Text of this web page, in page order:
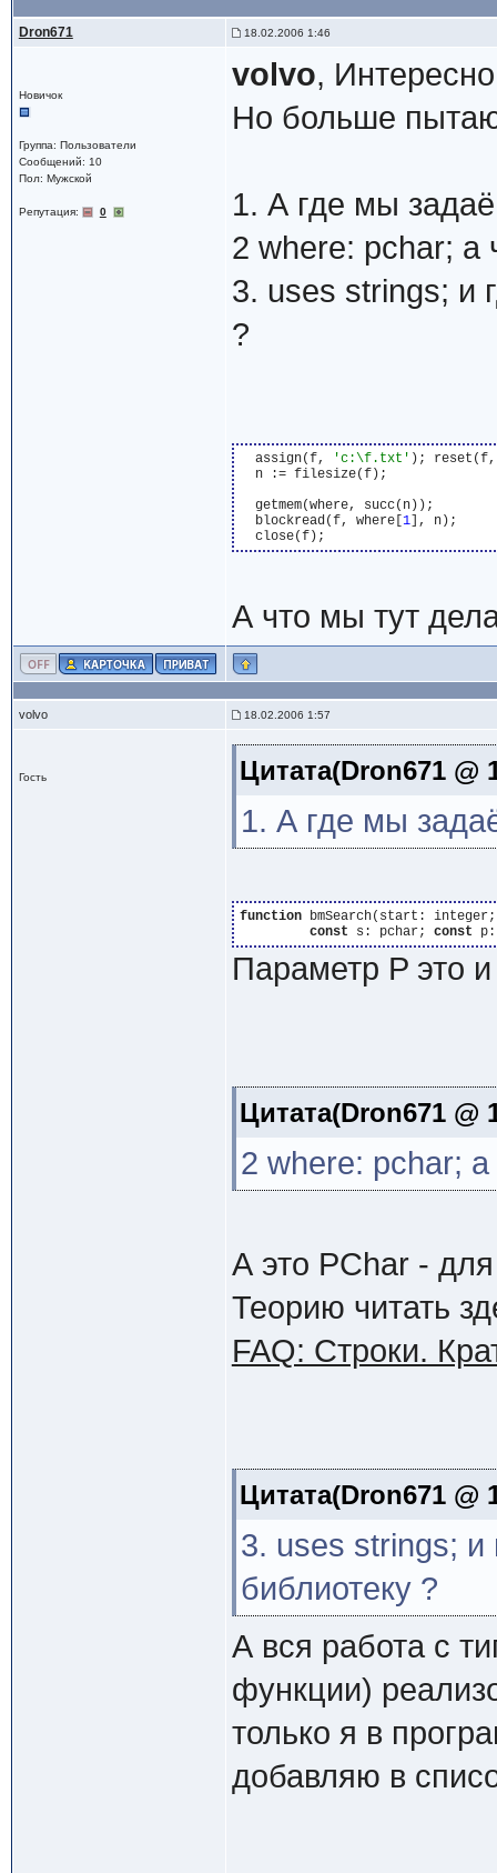
Dron671 18.02.2006 1:46
Новичок
Группа: Пользователи
Сообщений: 10
Пол: Мужской
Репутация: 0
volvo,
Но больше
1. А где мы
2 where: pchar; а
3. uses strings; и
?
  assign(f,
'c:\f.txt' );
  n := filesize(f);
  getmem(where, succ(n));
  blockread(f, where[
1], n);
А что мы тут
volvo 18.02.2006 1:57
Гость Цитата(Dron671 @
1. А где мы
function bmSearch(start: integer;
const s: pchar; const
Параметр P это
Цитата(Dron671 @
2 where: pchar; а
А это PChar -
Теорию читать
FAQ: Строки.
Цитата(Dron671 @
3. uses strings; и
библиотеку ?
А вся работа с
функции)
только я в
добавляю в